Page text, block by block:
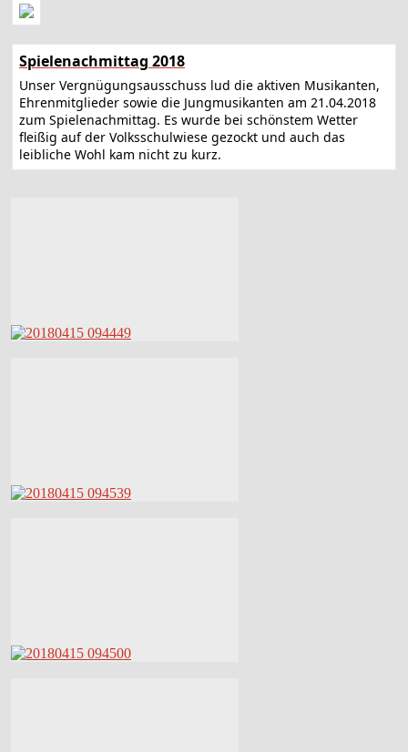
Spielenachmittag 2018
Unser Vergnügungsausschuss lud die aktiven Musikanten,
Ehrenmitglieder sowie die Jungmusikanten am 21.04.2018
zum Spielenachmittag. Es wurde bei schönstem Wetter
fleißig auf der Volksschulwiese gezockt und auch das
leibliche Wohl kam nicht zu kurz.